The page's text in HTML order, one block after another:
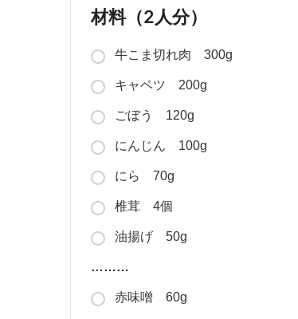
材料（2人分）
牛こま切れ肉 300g
キャベツ 200g
ごぼう 120g
にんじん 100g
にら 70g
椎茸 4個
油揚げ 50g
………
赤味噌 60g